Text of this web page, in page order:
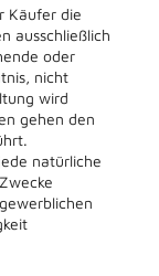
Käufer die
ausschließlich
oder
nicht
wird
gehen den
natürliche